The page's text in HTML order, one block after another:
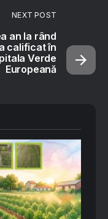
NEXT POST
an la rând
calificat în
Verde
Europeană